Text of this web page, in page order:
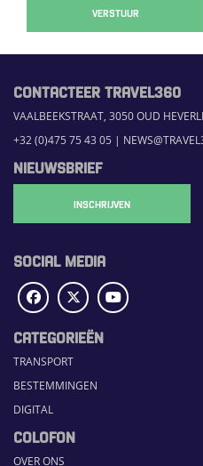
VERSTUUR
CONTACTEER TRAVEL360
VAALBEEKSTRAAT, 3050 OUD
+32 (0)475 75 43 05 |
NIEUWSBRIEF
INSCHRIJVEN
SOCIAL MEDIA
CATEGORIEËN
TRANSPORT
BESTEMMINGEN
DIGITAL
COLOFON
OVER ONS